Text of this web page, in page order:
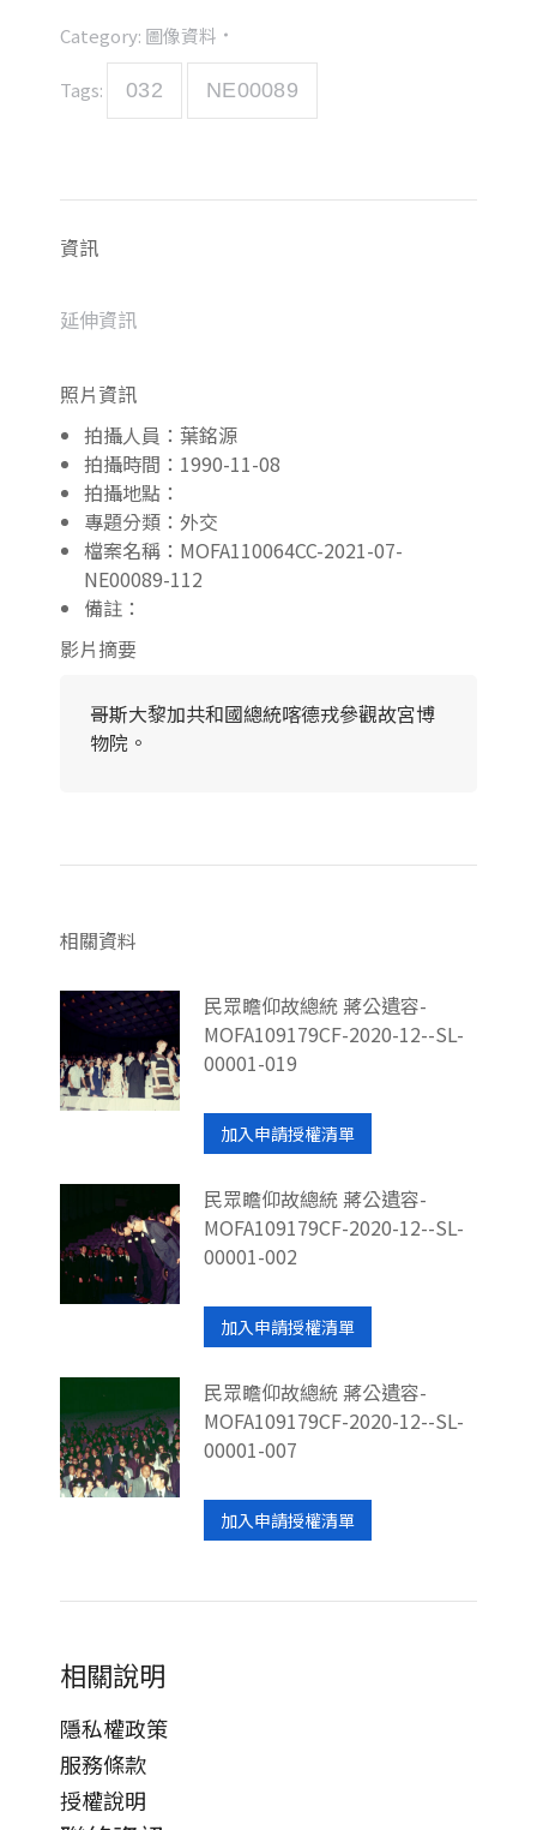
Category: 圖像資料
Tags: 032 NE00089
資訊
延伸資訊
照片資訊
拍攝人員：葉銘源
拍攝時間：1990-11-08
拍攝地點：
專題分類：外交
檔案名稱：MOFA110064CC-2021-07-
NE00089-112
備註：
影片摘要
哥斯大黎加共和國總統喀德戎參觀故宮博
物院。
相關資料
民眾瞻仰故總統 蔣公遺容-
MOFA109179CF-2020-12--SL-
00001-019
加入申請授權清單
民眾瞻仰故總統 蔣公遺容-
MOFA109179CF-2020-12--SL-
00001-002
加入申請授權清單
民眾瞻仰故總統 蔣公遺容-
MOFA109179CF-2020-12--SL-
00001-007
加入申請授權清單
相關說明
隱私權政策
服務條款
授權說明